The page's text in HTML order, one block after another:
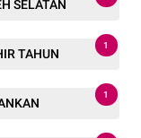
SELATAN
TAHUN
1
1